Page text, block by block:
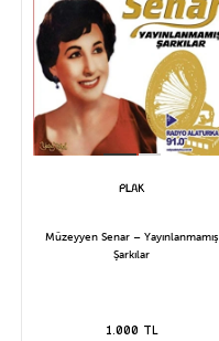
Müzeyyen Senar – Yayınlanmamış
Şarkılar
1.000 TL